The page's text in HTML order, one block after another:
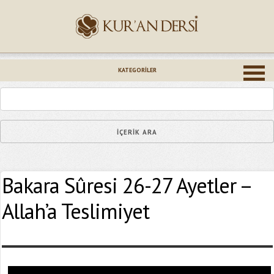
KATEGORILER
Bakara Sûresi 26-27 Ayetler –
Allah’a Teslimiyet
Epostanız (*)
Yaşadığınız Hatanın Ayrıntıları